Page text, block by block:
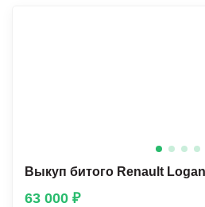
Выкуп битого Renault
63 000 ₽